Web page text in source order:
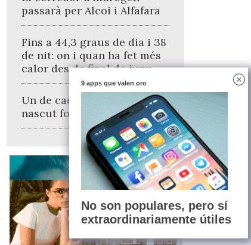
passarà per Alcoi i Alfafara
Fins a 44,3 graus de dia i 38
de nit: on i quan ha fet més
calor des de final de juny
Un de cada cinc alcoians ha
nascut fora d'Espanya
9 apps que valen oro
No son populares, pero sí
extraordinariamente útiles